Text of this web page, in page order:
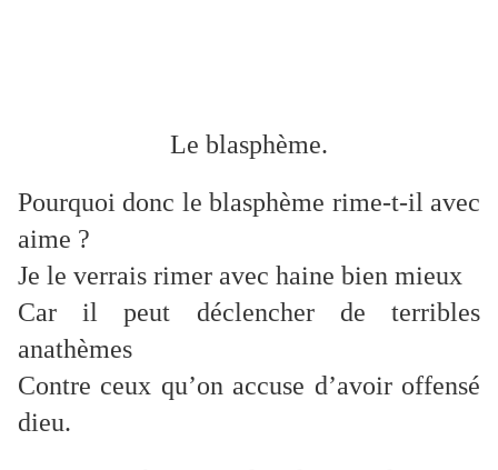
Le blasphème.
Pourquoi donc le blasphème rime-t-il avec
aime ?
Je le verrais rimer avec haine bien mieux
Car il peut déclencher de terribles
anathèmes
Contre ceux qu’on accuse d’avoir offensé
dieu.